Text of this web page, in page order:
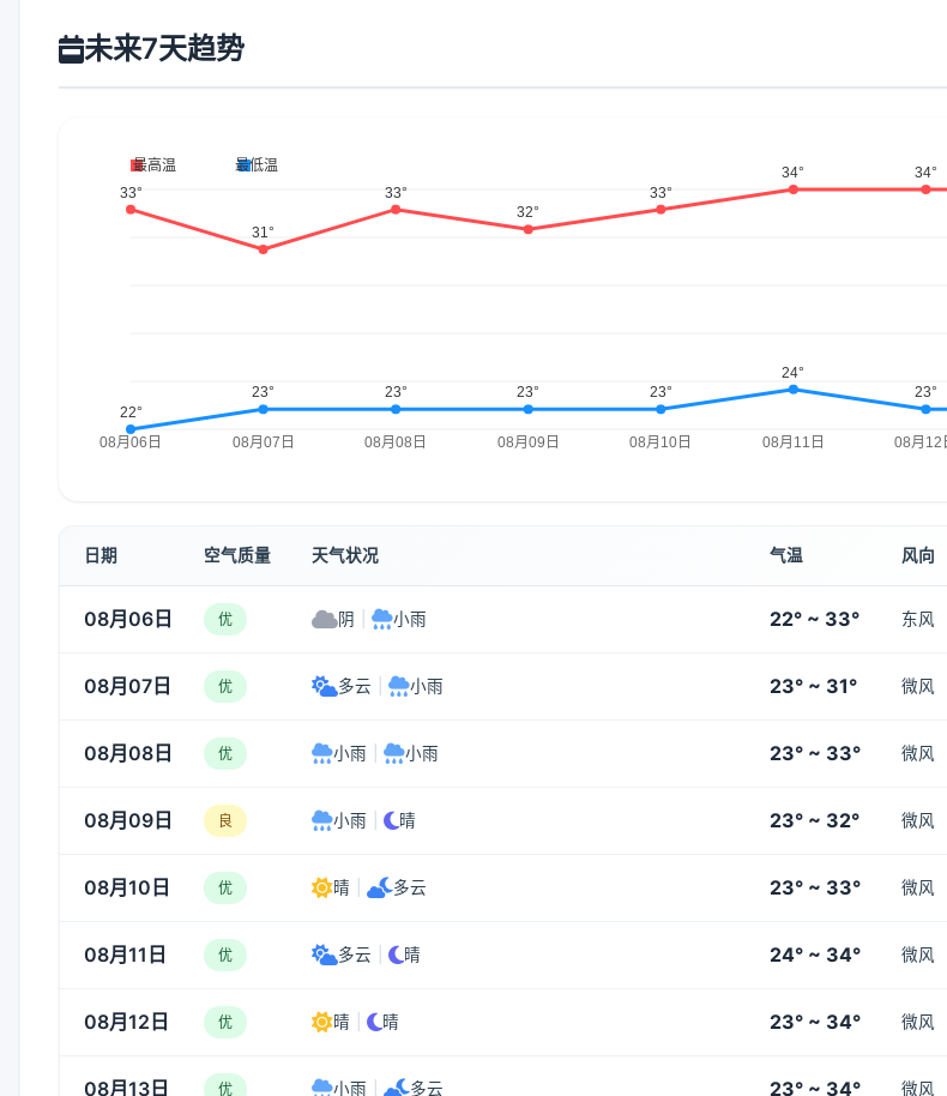
未来7天趋势
日期 空气质量 天气状况 气温 风向
08月06日 优 阴 小雨 22° ~ 33° 东风
08月07日 优 多云 小雨 23° ~ 31° 微风
08月08日 优 小雨 小雨 23° ~ 33° 微风
08月09日 良 小雨 晴 23° ~ 32° 微风
08月10日 优 晴 多云 23° ~ 33° 微风
08月11日 优 多云 晴 24° ~ 34° 微风
08月12日 优 晴 晴 23° ~ 34° 微风
08月13日 优 小雨 多云 23° ~ 34° 微风